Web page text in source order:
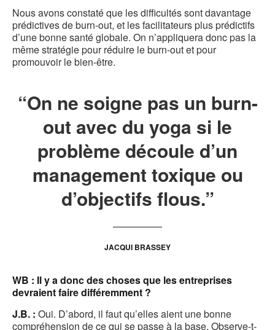
Nous avons constaté que les difficultés sont davantage
prédictives de burn-out, et les facilitateurs plus prédictifs
d’une bonne santé globale. On n’appliquera donc pas la
même stratégie pour réduire le burn-out et pour
promouvoir le bien-être.
“On ne soigne pas un burn-
out avec du yoga si le
problème découle d’un
management toxique ou
d’objectifs flous.”
JACQUI BRASSEY
WB : Il y a donc des choses que les entreprises
devraient faire différemment ?
J.B. : Oui. D’abord, il faut qu’elles aient une bonne
compréhension de ce qui se passe à la base. Observe-t-